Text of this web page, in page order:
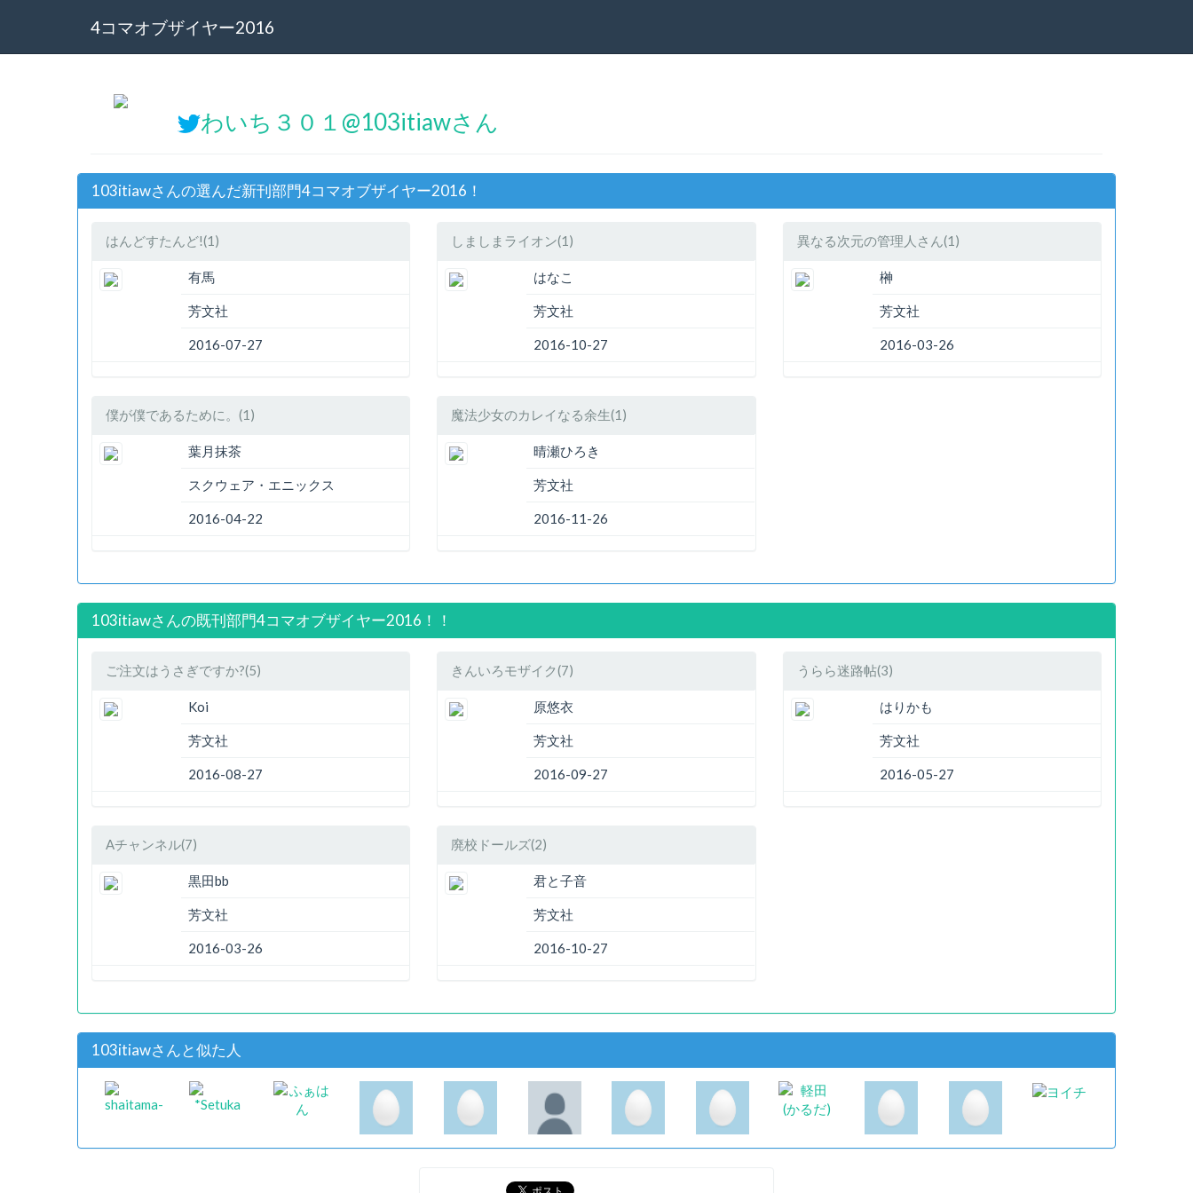
4コマオブザイヤー2016
わいち３０１@103itiawさん
103itiawさんの選んだ新刊部門4コマオブザイヤー2016！
はんどすたんど!(1)
有馬
芳文社
2016-07-27
しましまライオン(1)
はなこ
芳文社
2016-10-27
異なる次元の管理人さん(1)
榊
芳文社
2016-03-26
僕が僕であるために。(1)
葉月抹茶
スクウェア・エニックス
2016-04-22
魔法少女のカレイなる余生(1)
晴瀬ひろき
芳文社
2016-11-26
103itiawさんの既刊部門4コマオブザイヤー2016！！
ご注文はうさぎですか?(5)
Koi
芳文社
2016-08-27
きんいろモザイク(7)
原悠衣
芳文社
2016-09-27
うらら迷路帖(3)
はりかも
芳文社
2016-05-27
Aチャンネル(7)
黒田bb
芳文社
2016-03-26
廃校ドールズ(2)
君と子音
芳文社
2016-10-27
103itiawさんと似た人